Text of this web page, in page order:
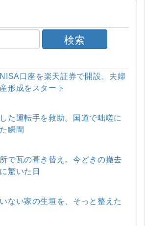
検索
口座を楽天証券で開設。夫婦
形成をスタート
た運転手を救助。国道で咄嗟に
瞬間
で瓦の葺き替え。今どきの撤去
驚いた日
ない家の生垣を、そっと整えた